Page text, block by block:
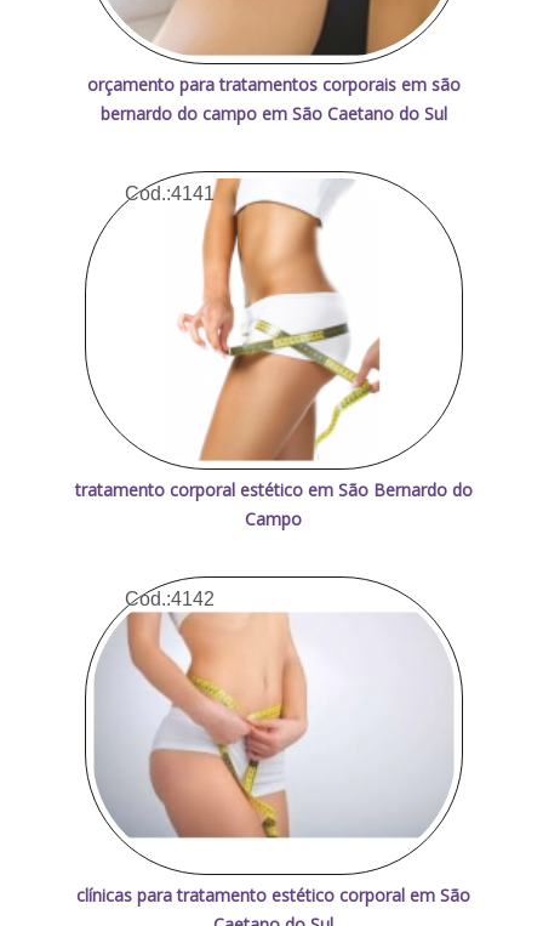
orçamento para tratamentos corporais em são
bernardo do campo em São Caetano do Sul
Cod.:4141
tratamento corporal estético em São Bernardo do
Campo
Cod.:4142
clínicas para tratamento estético corporal em São